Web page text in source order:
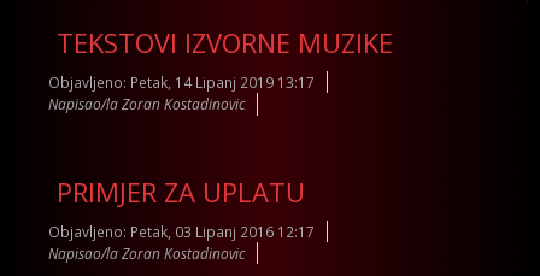
TEKSTOVI IZVORNE MUZIKE
Objavljeno: Petak, 14 Lipanj 2019 13:17
Napisao/la Zoran Kostadinovic
PRIMJER ZA UPLATU
Objavljeno: Petak, 03 Lipanj 2016 12:17
Napisao/la Zoran Kostadinovic